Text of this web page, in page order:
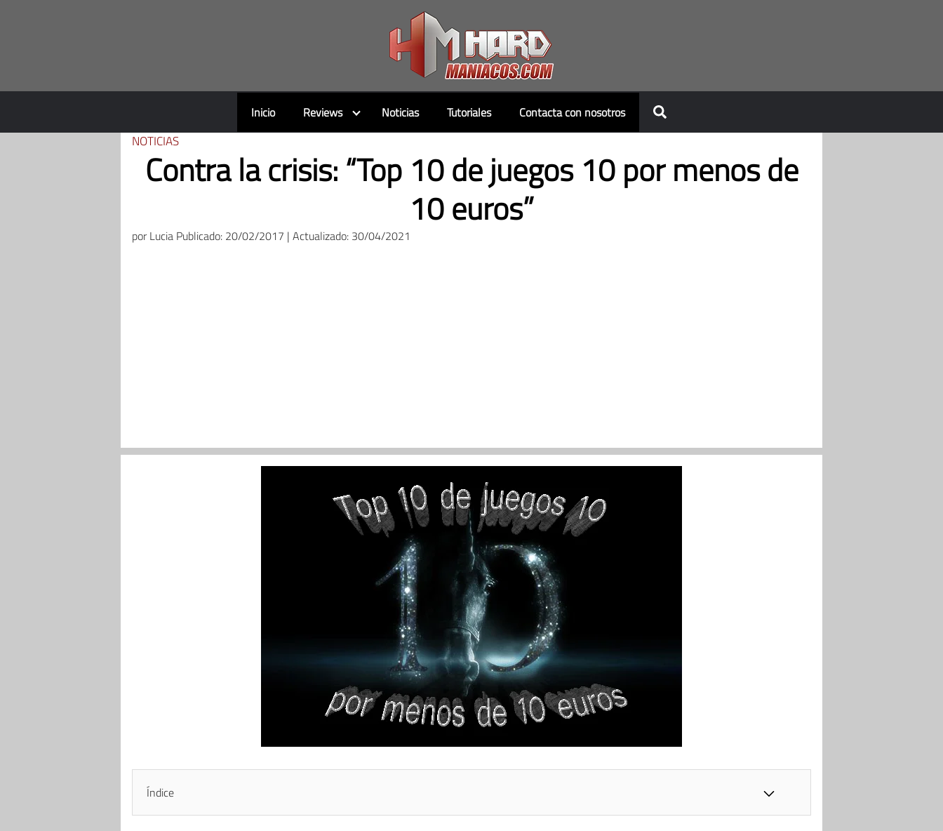
Inicio Reviews Noticias Tutoriales Contacta con nosotros
NOTICIAS
Contra la crisis: “Top 10 de juegos 10 por menos de
10 euros”
porLucia Publicado: 20/02/2017 | Actualizado: 30/04/2021
Índice